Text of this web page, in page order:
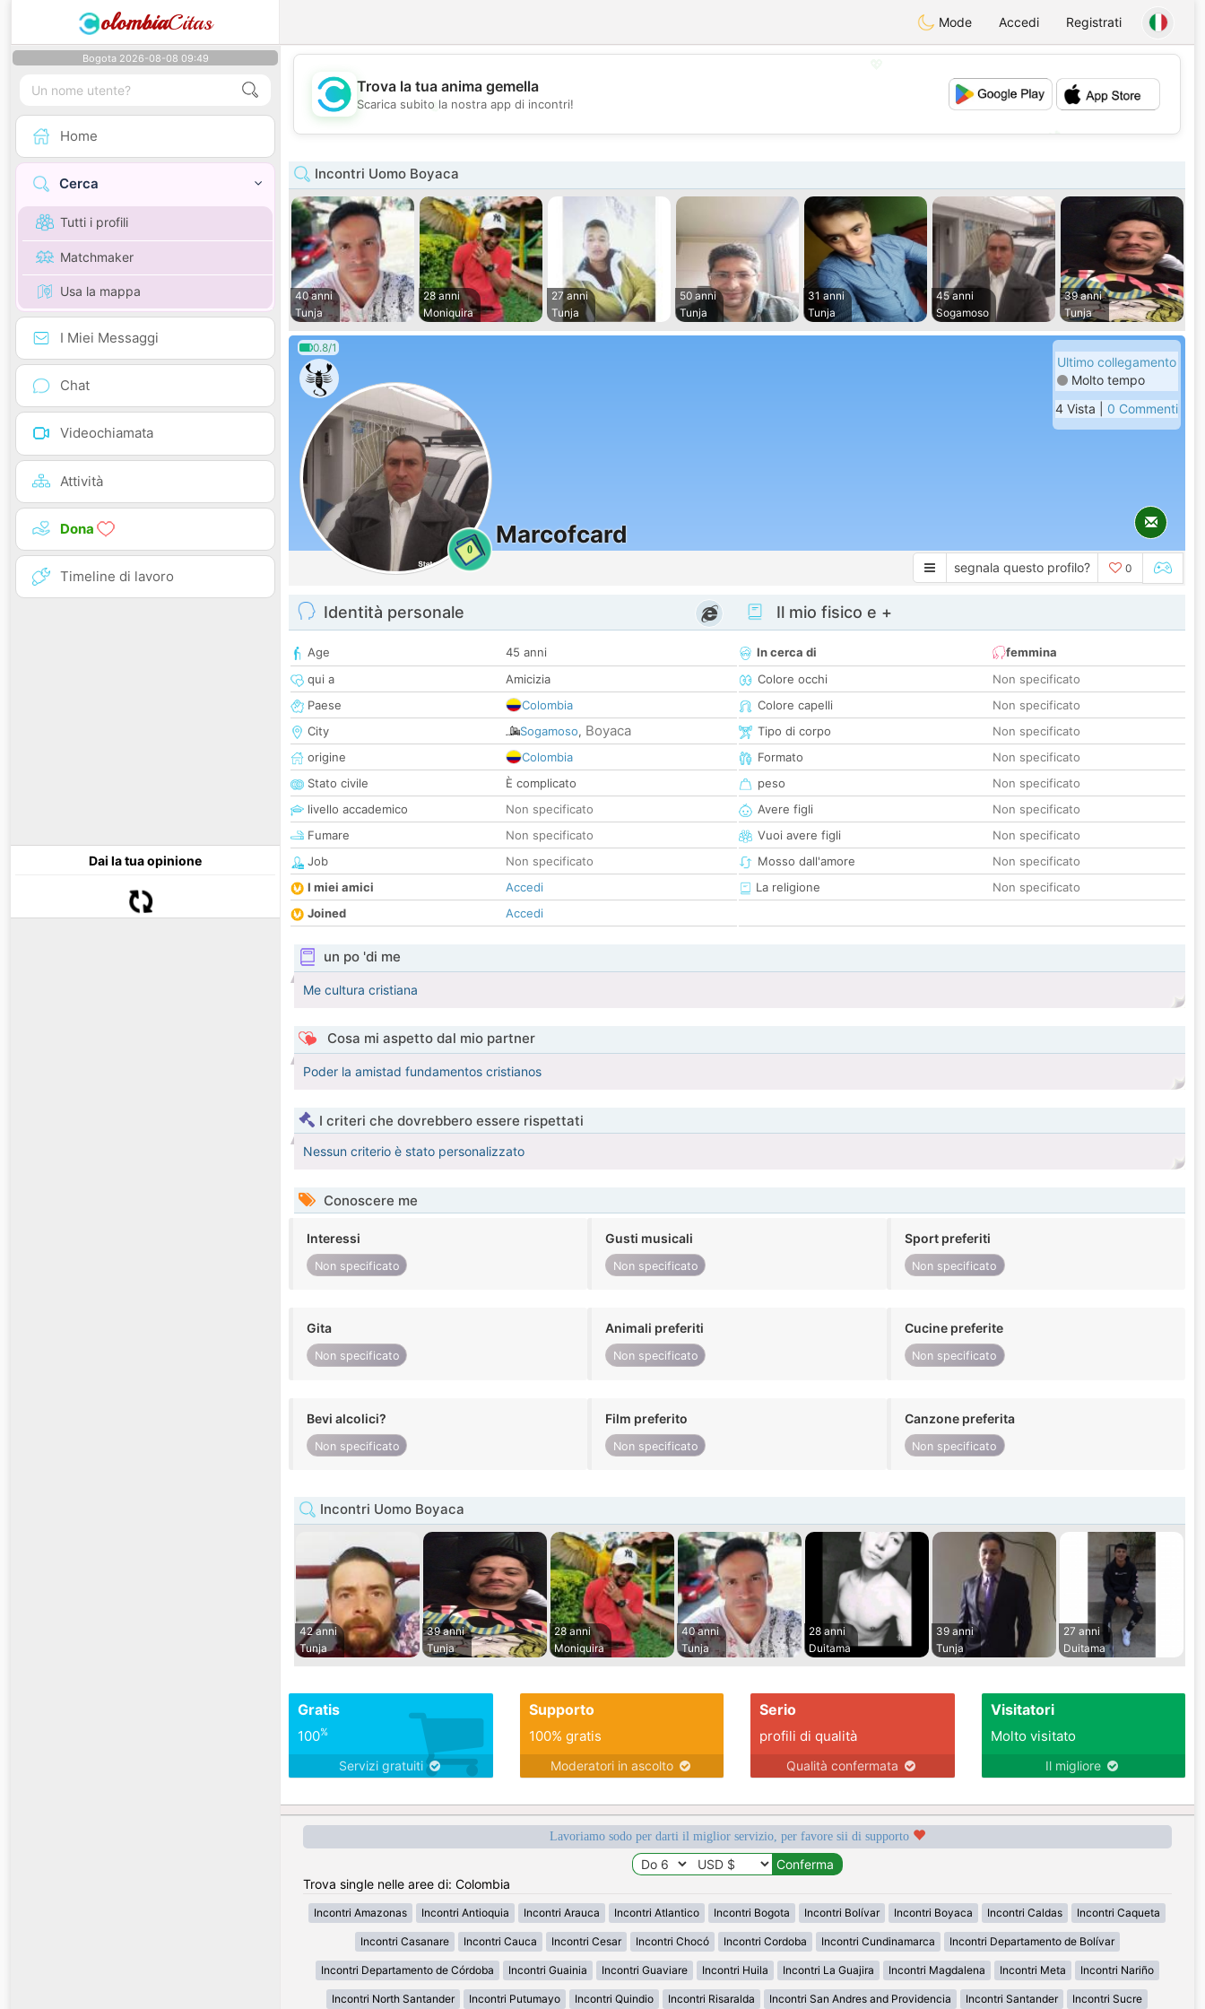
olombiaCitas Mode Accedi Registrati
Bogota 2026-08-08 09:49
Home
Cerca
Tutti i profili
Matchmaker
Usa la mappa
I Miei Messaggi
Chat
Videochiamata
Attività
Dona
Timeline di lavoro
Dai la tua opinione
💖
💕
Trova la tua anima gemella
Scarica subito la nostra app di incontri!
Incontri Uomo Boyaca
40 anni
Tunja
28 anni
Moniquira
27 anni
Tunja
50 anni
Tunja
31 anni
Tunja
45 anni
Sogamoso
39 anni
Tunja
0.8/1
0
Marcofcard
Ultimo collegamento
Molto tempo
4 Vista | 0 Commenti
segnala questo profilo? 0
Identità personale
Age
45 anni
qui a
Amicizia
Paese
Colombia
City
Sogamoso, Boyaca
origine
Colombia
Stato civile
È complicato
livello accademico
Non specificato
Fumare
Non specificato
Job
Non specificato
I miei amici
Accedi
Joined
Accedi
Il mio fisico e +
In cerca di
femmina
Colore occhi
Non specificato
Colore capelli
Non specificato
Tipo di corpo
Non specificato
Formato
Non specificato
peso
Non specificato
Avere figli
Non specificato
Vuoi avere figli
Non specificato
Mosso dall'amore
Non specificato
La religione
Non specificato
un po 'di me
Me cultura cristiana
Cosa mi aspetto dal mio partner
Poder la amistad fundamentos cristianos
I criteri che dovrebbero essere rispettati
Nessun criterio è stato personalizzato
Conoscere me
Interessi
Non specificato
Gusti musicali
Non specificato
Sport preferiti
Non specificato
Gita
Non specificato
Animali preferiti
Non specificato
Cucine preferite
Non specificato
Bevi alcolici?
Non specificato
Film preferito
Non specificato
Canzone preferita
Non specificato
Incontri Uomo Boyaca
42 anni
Tunja
39 anni
Tunja
28 anni
Moniquira
40 anni
Tunja
28 anni
Duitama
39 anni
Tunja
27 anni
Duitama
Gratis
100%
Servizi gratuiti
Supporto
100% gratis
Moderatori in ascolto
Serio
profili di qualità
Qualità confermata
Visitatori
Molto visitato
Il migliore
Lavoriamo sodo per darti il miglior servizio, per favore sii di supporto
Trova single nelle aree di: Colombia
Incontri Amazonas Incontri Antioquia Incontri Arauca Incontri Atlantico Incontri Bogota Incontri Bolívar Incontri Boyaca Incontri Caldas Incontri Caqueta
Incontri Casanare Incontri Cauca Incontri Cesar Incontri Chocó Incontri Cordoba Incontri Cundinamarca Incontri Departamento de Bolívar
Incontri Departamento de Córdoba Incontri Guainia Incontri Guaviare Incontri Huila Incontri La Guajira Incontri Magdalena Incontri Meta Incontri Nariño
Incontri North Santander Incontri Putumayo Incontri Quindio Incontri Risaralda Incontri San Andres and Providencia Incontri Santander Incontri Sucre